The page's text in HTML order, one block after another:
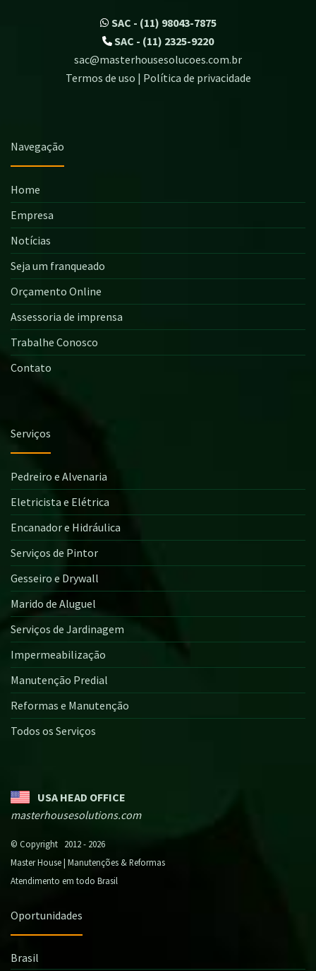
SAC - (11) 98043-7875
SAC - (11) 2325-9220
sac@masterhousesolucoes.com.br
Termos de uso | Política de privacidade
Navegação
Home
Empresa
Notícias
Seja um franqueado
Orçamento Online
Assessoria de imprensa
Trabalhe Conosco
Contato
Serviços
Pedreiro e Alvenaria
Eletricista e Elétrica
Encanador e Hidráulica
Serviços de Pintor
Gesseiro e Drywall
Marido de Aluguel
Serviços de Jardinagem
Impermeabilização
Manutenção Predial
Reformas e Manutenção
Todos os Serviços
USA HEAD OFFICE
masterhousesolutions.com
© Copyright 2012 - 2026
Master House | Manutenções & Reformas
Atendimento em todo Brasil
Oportunidades
Brasil